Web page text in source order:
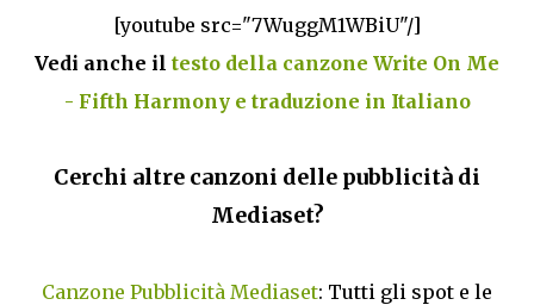
[youtube src="7WuggM1WBiU"/]
Vedi anche il testo della canzone Write On Me
- Fifth Harmony e traduzione in Italiano
Cerchi altre canzoni delle pubblicità di
Mediaset?
Canzone Pubblicità Mediaset: Tutti gli spot e le